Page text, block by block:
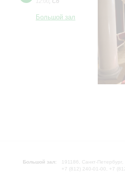
Большой зал
Большой зал:
191186, Санкт-
+7 (812) 240-01-00, +7